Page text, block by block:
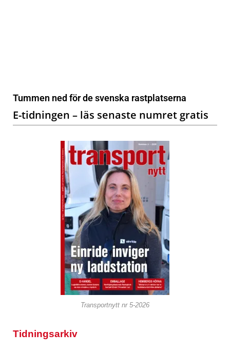
Tummen ned för de svenska rastplatserna
E-tidningen – läs senaste numret gratis
Transportnytt nr 5-2026
Tidningsarkiv